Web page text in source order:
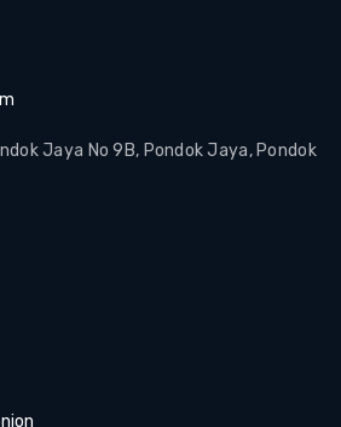
Jaya No 9B, Pondok Jaya, Pondok